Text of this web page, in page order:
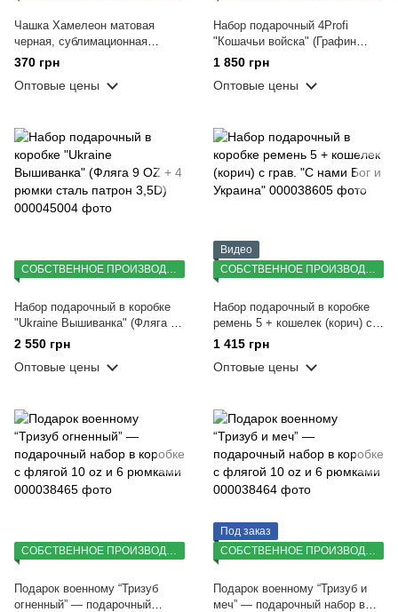
Чашка Хамелеон матовая
черная, сублимационная
"Водитель не ссы, вывезу" 330
370 грн
Оптовые цены
Набор подарочный 4Profi
"Кошачьи войска" (Графин
цилиндр 500 мл стопка 60 мл 6
1 850 грн
Оптовые цены
Набор подарочный в коробке
"Ukraine Вышиванка" (Фляга 9
OZ + 4 рюмки сталь патрон
2 550 грн
Оптовые цены
Видео
Набор подарочный в коробке
ремень 5 + кошелек (корич) с
грав. "С нами Бог и Украина"
1 415 грн
Оптовые цены
Подарок военному “Тризуб
огненный” — подарочный
Под заказ
Подарок военному “Тризуб и
меч” — подарочный набор в